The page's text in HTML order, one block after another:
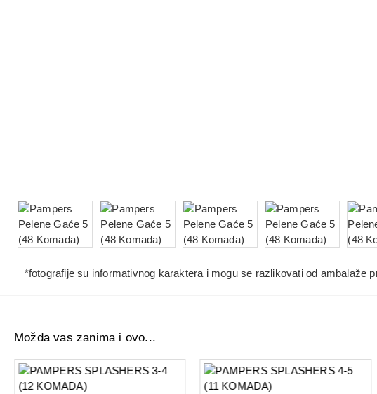
*fotografije su informativnog karaktera i mogu se razlikovati od ambalaže
Možda vas zanima i ovo...